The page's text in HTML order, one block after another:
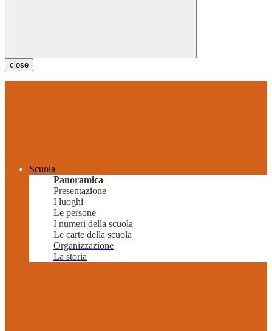
close
Scuola
Panoramica
Presentazione
I luoghi
Le persone
I numeri della scuola
Le carte della scuola
Organizzazione
La storia